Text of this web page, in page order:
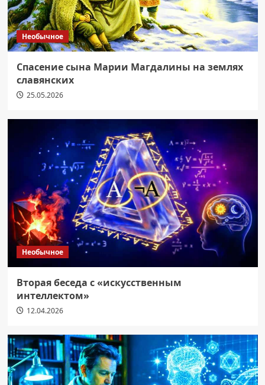
Необычное
Спасение сына Марии Магдалины на землях
славянских
25.05.2026
Необычное
Вторая беседа с «искусственным
интеллектом»
12.04.2026